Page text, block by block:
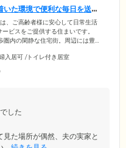
た環境で便利な毎日を送る
、ご高齢者様に安心して日常生活
ビスをご提供する住まいです。
圏内の閑静な住宅街。周辺には豊
便性のよさが魅力です。ホーム
までサポート。そのほか、宅配
入居可 /トイレ付き居室
した
た場所が偶然、夫の実家と